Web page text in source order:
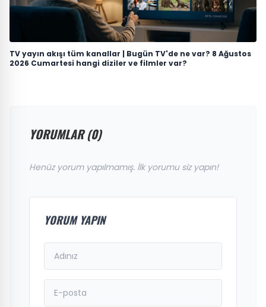
TV yayın akışı tüm kanallar | Bugün TV'de ne var? 8 Ağustos
2026 Cumartesi hangi diziler ve filmler var?
YORUMLAR (0)
Henüz yorum yapılmamış. İlk yorumu siz yapın!
YORUM YAPIN